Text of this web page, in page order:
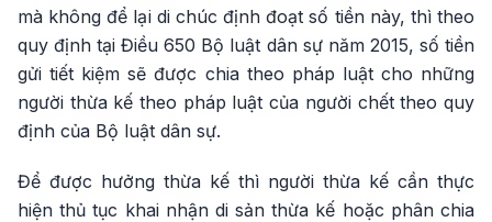
mà không để lại di chúc định đoạt số tiền này, thì theo
quy định tại Điều 650 Bộ luật dân sự năm 2015, số tiền
gửi tiết kiệm sẽ được chia theo pháp luật cho những
người thừa kế theo pháp luật của người chết theo quy
định của Bộ luật dân sự.
Để được hưởng thừa kế thì người thừa kế cần thực
hiện thủ tục khai nhận di sản thừa kế hoặc phân chia